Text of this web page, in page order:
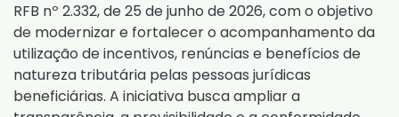
RFB nº 2.332, de 25 de junho de 2026, com o objetivo
de modernizar e fortalecer o acompanhamento da
utilização de incentivos, renúncias e benefícios de
natureza tributária pelas pessoas jurídicas
beneficiárias. A iniciativa busca ampliar a